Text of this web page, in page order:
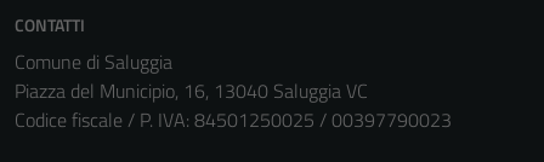
CONTATTI
Comune di Saluggia
Piazza del Municipio, 16, 13040 Saluggia VC
Codice fiscale / P. IVA: 84501250025 / 00397790023